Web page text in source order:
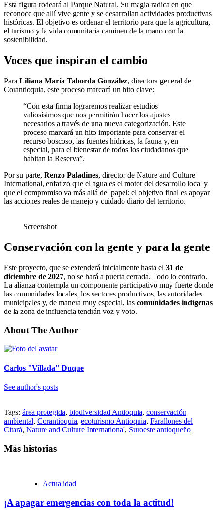
Esta figura rodeará al Parque Natural. Su magia radica en que
reconoce que allí vive gente y se desarrollan actividades productivas
históricas. El objetivo es ordenar el territorio para que la agricultura,
el turismo y la vida comunitaria caminen de la mano con la
sostenibilidad.
Voces que inspiran el cambio
Para Liliana María Taborda González, directora general de
Corantioquia, este proceso marcará un hito clave:
“Con esta firma lograremos realizar estudios
valiosísimos que nos permitirán hacer los ajustes
necesarios a través de una nueva categorización. Este
proceso marcará un hito importante para conservar el
recurso boscoso, las fuentes hídricas, la fauna y, en
especial, para el bienestar de todos los ciudadanos que
habitan la Reserva”.
Por su parte, Renzo Paladines, director de Nature and Culture
International, enfatizó que el agua es el motor del desarrollo local y
que el compromiso va más allá del papel: el objetivo final es apoyar
las acciones reales de manejo y cuidado diario del territorio.
Screenshot
Conservación con la gente y para la gente
Este proyecto, que se extenderá inicialmente hasta el 31 de
diciembre de 2027, no se hará a puerta cerrada. Todo lo contrario.
La alianza contempla un componente participativo muy fuerte donde
las comunidades locales, los sectores productivos, las autoridades
municipales y, de manera muy especial, las comunidades indígenas
de la zona de influencia tendrán voz y voto.
About The Author
Carlos "Villada" Duque
See author's posts
Tags: área protegida, biodiversidad Antioquia, conservación
ambiental, Corantioquia, ecoturismo Antioquia, Farallones del
Citará, Nature and Culture International, Suroeste antioqueño
Más historias
Actualidad
¡A apagar emergencias con toda la actitud!